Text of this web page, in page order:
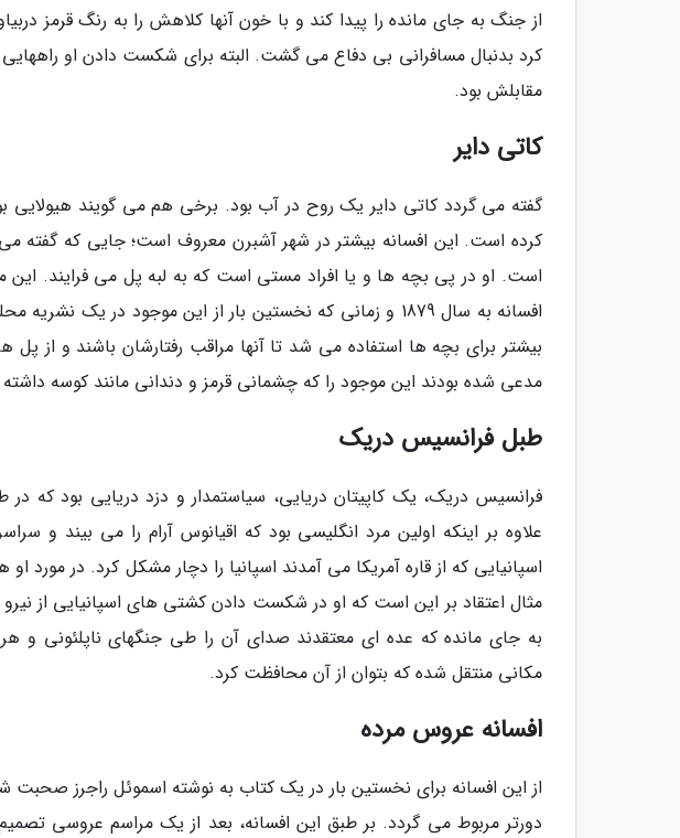
از جنگ به جای مانده را پیدا کند و با خون آنها کلاهش را به رنگ قرمز
کرد بدنبال مسافرانی بی دفاع می گشت. البته برای شکست دادن او
مقابلش بود.
کاتی دایر
گفته می گردد کاتی دایر یک روح در آب بود. برخی هم می گویند هیولایی
کرده است. این افسانه بیشتر در شهر آشبرن معروف است؛ جایی که گفته می
است. او در پی بچه ها و یا افراد مستی است که به لبه پل می فرایند.
افسانه به سال 1879 و زمانی که نخستین بار از این موجود در
مدعی شده بودند این موجود را که چشمانی قرمز و دندانی مانند کوسه داشته
طبل فرانسیس دریک
فرانسیس دریک، یک کاپیتان دریایی، سیاستمدار و دزد دریایی بود که
علاوه بر اینکه اولین مرد انگلیسی بود که اقیانوس آرام را می بیند و
اسپانیایی که از قاره آمریکا می آمدند اسپانیا را دچار مشکل کرد. در مورد
مثال اعتقاد بر این است که او در شکست دادن کشتی های اسپانیایی از
به جای مانده که عده ای معتقدند صدای آن را طی جنگهای ناپلئونی و
مکانی منتقل شده که بتوان از آن محافظت کرد.
افسانه عروس مرده
از این افسانه برای نخستین بار در یک کتاب به نوشته اسموئل راجرز صحبت
دورتر مربوط می گردد. بر طبق این افسانه، بعد از یک مراسم عروسی